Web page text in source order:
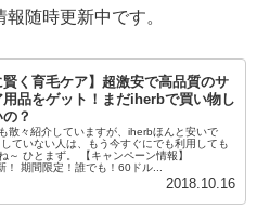
随時更新中です。
賢く育毛ケア】超激安で高品質のサ
用品をゲット！まだiherbで買い物し
？
散々紹介していますが、iherbほんと安いで
ていない人は、もう今すぐにでも利用しても
～ ひとまず。 【キャンペーン情報】
期間限定！誰でも！60ドル...
2018.10.16